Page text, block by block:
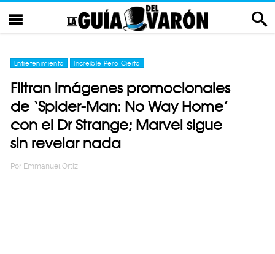
Entretenimiento Increíble Pero Cierto
Filtran imágenes promocionales
de ‘Spider-Man: No Way Home’
con el Dr Strange; Marvel sigue
sin revelar nada
Por Emmanuel Ortiz